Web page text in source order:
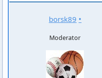
borsk89 •
Moderator